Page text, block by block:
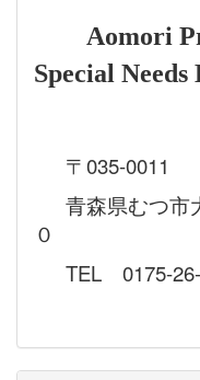
Aomori
Special
〒035-0011
青森県むつ市
０
TEL 0175-26-